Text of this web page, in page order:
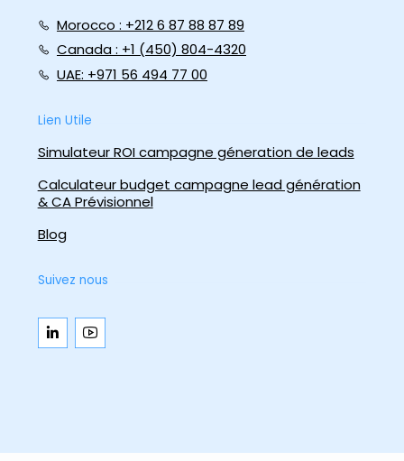
Morocco : +212 6 87 88 87 89
Canada : +1 (450) 804-4320
UAE: +971 56 494 77 00
Lien Utile
Simulateur ROI campagne géneration de leads
Calculateur budget campagne lead génération
& CA Prévisionnel
Blog
Suivez nous